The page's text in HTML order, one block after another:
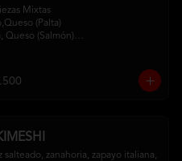
Mixtas
(Palta)
Queso (Salmón)
Queso (Tempura)
Queso (Panko)
salteado, zanahoria, zapayo italiana,